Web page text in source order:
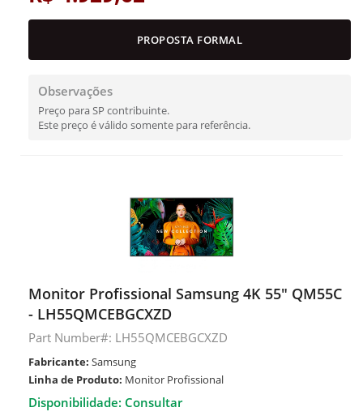
PROPOSTA FORMAL
Observações
Preço para SP contribuinte.
Este preço é válido somente para referência.
Monitor Profissional Samsung 4K 55" QM55C
- LH55QMCEBGCXZD
Part Number#: LH55QMCEBGCXZD
Fabricante: Samsung
Linha de Produto: Monitor Profissional
Disponibilidade: Consultar